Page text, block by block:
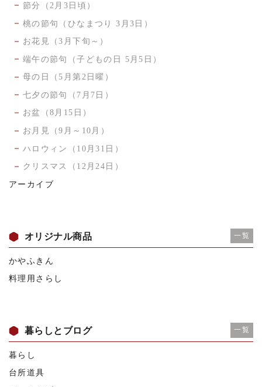
節分（2月3日頃）
桃の節句（ひなまつり 3月3日）
お花見（3月下旬～）
端午の節句（子どもの日 5月5日）
母の日（5月第2日曜）
七夕の節句（7月7日）
お盆（8月15日）
お月見（9月～10月）
ハロウィン（10月31日）
クリスマス（12月24日）
アーカイブ
オリジナル商品 一覧
かやふきん
料理用さらし
暮らしとブログ 一覧
暮らし
台所道具